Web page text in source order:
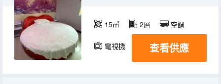
15㎡ 2層 空調
電視機 查看供應